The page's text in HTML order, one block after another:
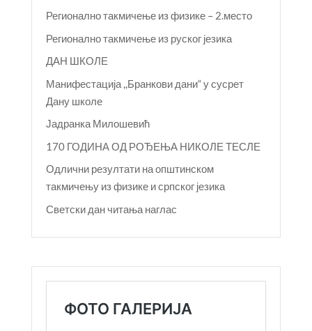
Регионално такмичење из физике – 2.место
Регионално такмичење из руског језика
ДАН ШКОЛЕ
Манифестација ,,Бранкови дани“ у сусрет
Дану школе
Јадранка Милошевић
170 ГОДИНА ОД РОЂЕЊА НИКОЛЕ ТЕСЛЕ
Одлични резултати на општинском
такмичењу из физике и српског језика
Светски дан читања наглас